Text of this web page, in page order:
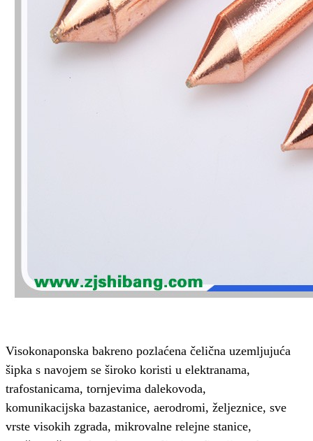
Visokonaponska bakreno pozlaćena čelična uzemljujuća
šipka s navojem se široko koristi u elektranama,
trafostanicama, tornjevima dalekovoda,
komunikacijska bazastanice, aerodromi, željeznice, sve
vrste visokih zgrada, mikrovalne relejne stanice,